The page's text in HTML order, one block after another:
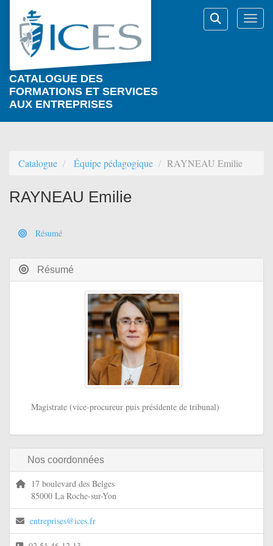
Aller au menu principal
Aller au contenu principal
Personnaliser l'interface
CATALOGUE DES
FORMATIONS ET SERVICES
AUX ENTREPRISES
Catalogue Équipe pédagogique RAYNEAU Emilie
RAYNEAU Emilie
Résumé
Résumé
Magistrate (vice-procureur puis présidente de tribunal)
Nos coordonnées
17 boulevard des Belges
85000 La Roche-sur-Yon
entreprises@ices.fr